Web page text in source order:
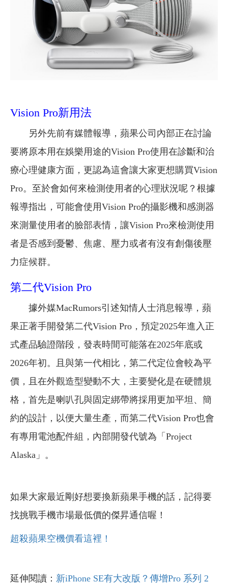
Vision Pro新用法
另外先前有媒體報導，蘋果公司內部正在討論
要將原本用在娛樂用途的Vision Pro使用在診斷和治
療心理健康方面，更認為這會讓大家更想購買Vision
Pro。至於會如何來檢測使用者的心理狀況呢？根據
報導指出，可能會使用Vision Pro的攝影機和感測器
來測量使用者的臉部表情，讓Vision Pro來檢測使用
者是否感到憂鬱、焦慮、壓力或者有沒有創傷後壓
力症候群。
第二代Vision Pro
據外媒MacRumors引述知情人士消息報導，蘋
果正著手開發第二代Vision Pro，預定2025年進入正
式產品驗證階段，發表時間可能落在2025年底或
2026年初。且與第一代相比，第二代定位會較為平
價，且在外觀造型變動不大，主要變化是在硬體規
格，首先是喇叭孔與固定綁帶將採用更加平坦、簡
約的設計，以便大量生產，而第二代Vision Pro也會
有專用電池配件組，內部開發代號為「Project
Alaska」。
如果大家最近剛好想要換新蘋果手機的話，記得要
找挑戰手機市場最低價的傑昇通信喔！
超殺蘋果空機價看這裡！
延伸閱讀： 新iPhone SE有大改版？傳增Pro 系列 2